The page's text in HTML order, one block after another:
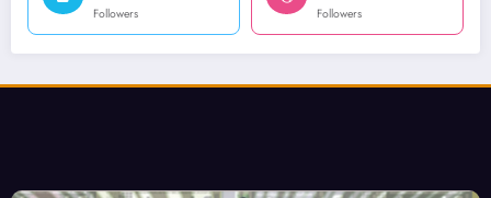
Followers Followers